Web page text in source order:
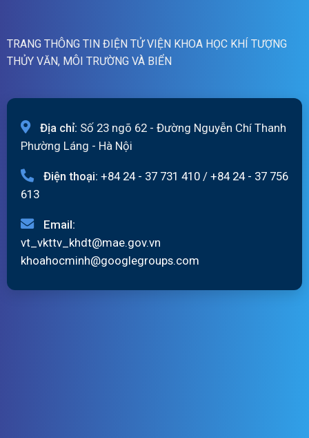
TRANG THÔNG TIN ĐIỆN TỬ VIỆN KHOA HỌC KHÍ TƯỢNG
THỦY VĂN, MÔI TRƯỜNG VÀ BIỂN
Địa chỉ: Số 23 ngõ 62 - Đường Nguyễn Chí Thanh
Phường Láng - Hà Nội
Điện thoại: +84 24 - 37 731 410 / +84 24 - 37 756
613
Email:
vt_vkttv_khdt@mae.gov.vn
khoahocminh@googlegroups.com